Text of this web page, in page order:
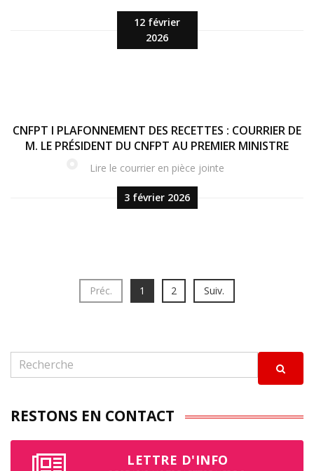
12 février
2026
3 février 2026
CNFPT I PLAFONNEMENT DES RECETTES : COURRIER DE
M. LE PRÉSIDENT DU CNFPT AU PREMIER MINISTRE
Lire le courrier en pièce jointe
Préc. 1 2 Suiv.
RESTONS EN CONTACT
LETTRE D'INFO